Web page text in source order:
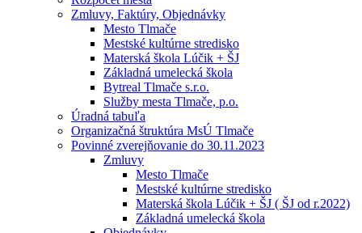
Zmluvy, Faktúry, Objednávky
Mesto Tlmače
Mestské kultúrne stredisko
Materská škola Lúčik + ŠJ
Základná umelecká škola
Bytreal Tlmače s.r.o.
Služby mesta Tlmače, p.o.
Úradná tabuľa
Organizačná štruktúra MsÚ Tlmače
Povinné zverejňovanie do 30.11.2023
Zmluvy
Mesto Tlmače
Mestské kultúrne stredisko
Materská škola Lúčik + ŠJ ( ŠJ od r.2022)
Základná umelecká škola